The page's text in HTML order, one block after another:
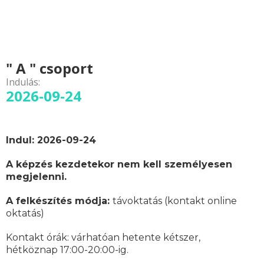
" A " csoport
Indulás:
2026-09-24
Indul: 2026-09-24
A képzés kezdetekor nem kell személyesen
megjelenni.
A felkészítés módja: távoktatás (kontakt online
oktatás)
Kontakt órák: várhatóan hetente kétszer,
hétköznap 17:00-20:00-ig.